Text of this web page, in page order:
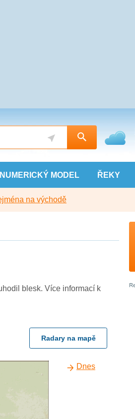
NUMERICKÝ MODEL ŘEKY
na východě
blesk. Více informací k
Radary na mapě
Dnes